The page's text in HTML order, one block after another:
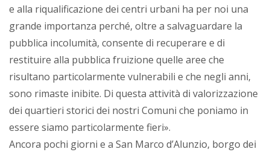
e alla riqualificazione dei centri urbani ha per noi una
grande importanza perché, oltre a salvaguardare la
pubblica incolumità, consente di recuperare e di
restituire alla pubblica fruizione quelle aree che
risultano particolarmente vulnerabili e che negli anni,
sono rimaste inibite. Di questa attività di valorizzazione
dei quartieri storici dei nostri Comuni che poniamo in
essere siamo particolarmente fieri».
Ancora pochi giorni e a San Marco d’Alunzio, borgo dei